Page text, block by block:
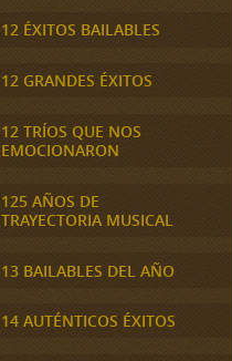
12 ÉXITOS BAILABLES
12 GRANDES ÉXITOS
12 TRÍOS QUE NOS
EMOCIONARON
125 AÑOS DE
TRAYECTORIA MUSICAL
13 BAILABLES DEL AÑO
14 AUTÉNTICOS ÉXITOS